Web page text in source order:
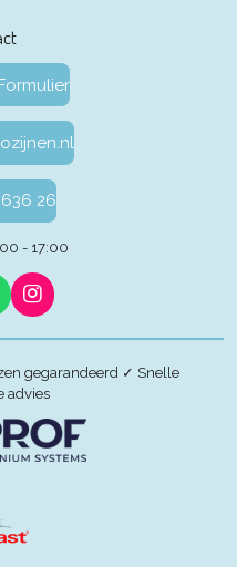
26
- 17:00
I
n
s
a
g
r
a
m
gegarandeerd ✓ Snelle
advies